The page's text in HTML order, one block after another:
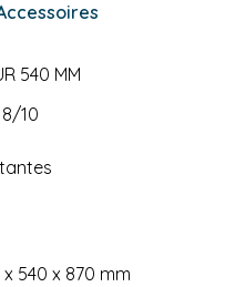
540 MM
10
x 540 x 870 mm